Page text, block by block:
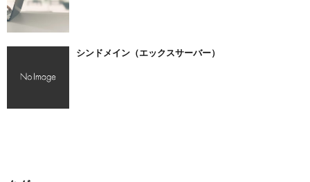
シンドメイン（エックスサーバー）